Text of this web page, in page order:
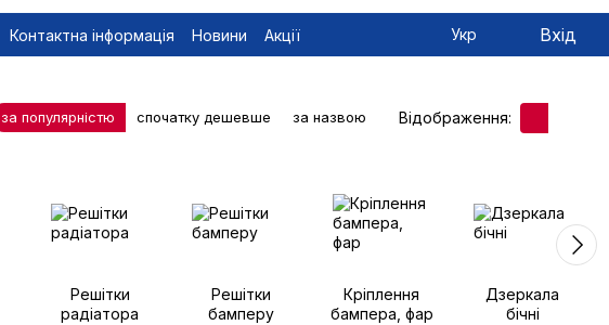
Контактна інформація Новини
Акції
Укр Вхід
за популярністю спочатку дешевше за назвою Відображення:
Решітки
радіатора
Решітки
бамперу
Кріплення
бампера, фар
Дзеркала
бічні